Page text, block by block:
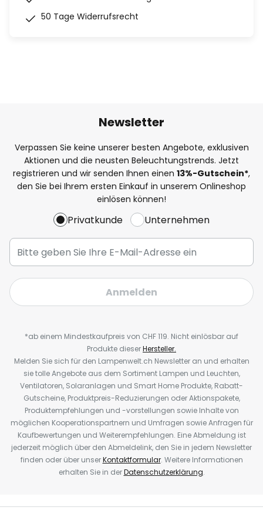
50 Tage Widerrufsrecht
Newsletter
Verpassen Sie keine unserer besten Angebote, exklusiven
Aktionen und die neusten Beleuchtungstrends. Jetzt
registrieren und wir senden Ihnen einen 13%-Gutschein*,
den Sie bei Ihrem ersten Einkauf in unserem Onlineshop
einlösen können!
Privatkunde Unternehmen
Anmelden
*ab einem Mindestkaufpreis von CHF 119. Nicht einlösbar auf
Produkte dieserHersteller.
Melden Sie sich für den Lampenwelt.ch Newsletter an und erhalten
sie tolle Angebote aus dem Sortiment Lampen und Leuchten,
Ventilatoren, Solaranlagen und Smart Home Produkte, Rabatt-
Gutscheine, Produktpreis-Reduzierungen oder Aktionspakete,
Produktempfehlungen und -vorstellungen sowie Inhalte von
möglichen Kooperationspartnern und Umfragen sowie Anfragen für
Kaufbewertungen und Weiterempfehlungen. Eine Abmeldung ist
jederzeit möglich über den Abmeldelink, den Sie in jedem Newsletter
finden oder über unserKontaktformular. Weitere Informationen
erhalten Sie in derDatenschutzerklärung.